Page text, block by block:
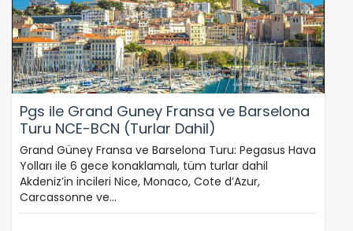
Pgs ile Grand Guney Fransa ve Barselona
Turu NCE-BCN (Turlar Dahil)
Grand Güney Fransa ve Barselona Turu: Pegasus Hava
Yolları ile 6 gece konaklamalı, tüm turlar dahil
Akdeniz’in incileri Nice, Monaco, Cote d’Azur,
Carcassonne ve…